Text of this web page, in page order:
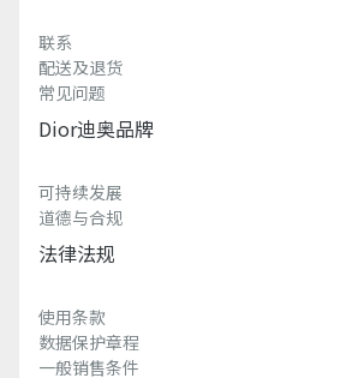
联系
配送及退货
常见问题
Dior迪奥品牌
可持续发展
道德与合规
法律法规
使用条款
数据保护章程
一般销售条件